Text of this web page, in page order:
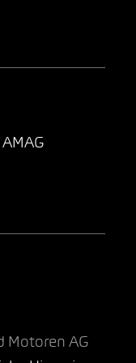
Motoren AG